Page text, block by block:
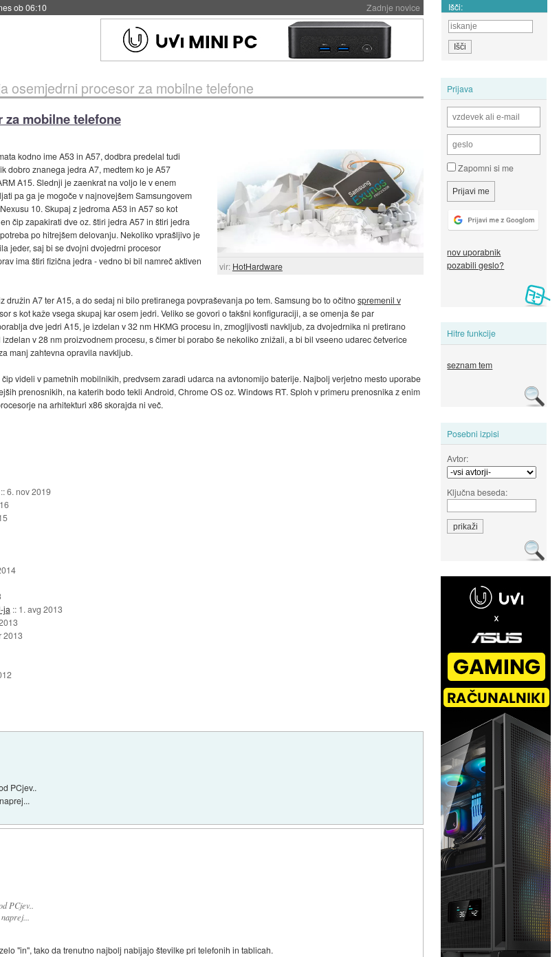
Zadnje novice Išči:
Prijava
Zapomni si me
nov uporabnik
pozabili geslo?
Hitre funkcije
seznam tem
Posebni izpisi
Avtor:
Ključna beseda:
osemjedrni procesor za mobilne telefone
mobilne telefone
vir: HotHardware
kodno ime A53 in A57, dodbra predelal tudi
dobro znanega jedra A7, medtem ko je A57
A15. Slednji je zaenkrat na voljo le v enem
pa ga je mogoče v najnovejšem Samsungovem
10. Skupaj z jedroma A53 in A57 so kot
čip zapakirati dve oz. štiri jedra A57 in štiri jedra
po hitrejšem delovanju. Nekoliko vprašljivo je
jeder, saj bi se dvojni dvojedrni procesor
ima štiri fizična jedra - vedno bi bil namreč aktiven
A7 ter A15, a do sedaj ni bilo pretiranega povpraševanja po tem. Samsung bo to očitnospremenil v
s kot kaže vsega skupaj kar osem jedri. Veliko se govori o takšni konfiguraciji, a se omenja še par
dve jedri A15, je izdelan v 32 nm HKMG procesu in, zmogljivosti navkljub, za dvojedrnika ni pretirano
v 28 nm proizvodnem procesu, s čimer bi porabo še nekoliko znižali, a bi bil vseeno udarec četverice
manj zahtevna opravila navkljub.
videli v pametnih mobilnikih, predvsem zaradi udarca na avtonomijo baterije. Najbolj verjetno mesto uporabe
prenosnikih, na katerih bodo tekli Android, Chrome OS oz. Windows RT. Sploh v primeru prenosnika z enim
na arhitekturi x86 skorajda ni več.
::6. nov 2019
ja :: 1. avg 2013
2013
PCjev..
PCjev..
"in", tako da trenutno najbolj nabijajo številke pri telefonih in tablicah.